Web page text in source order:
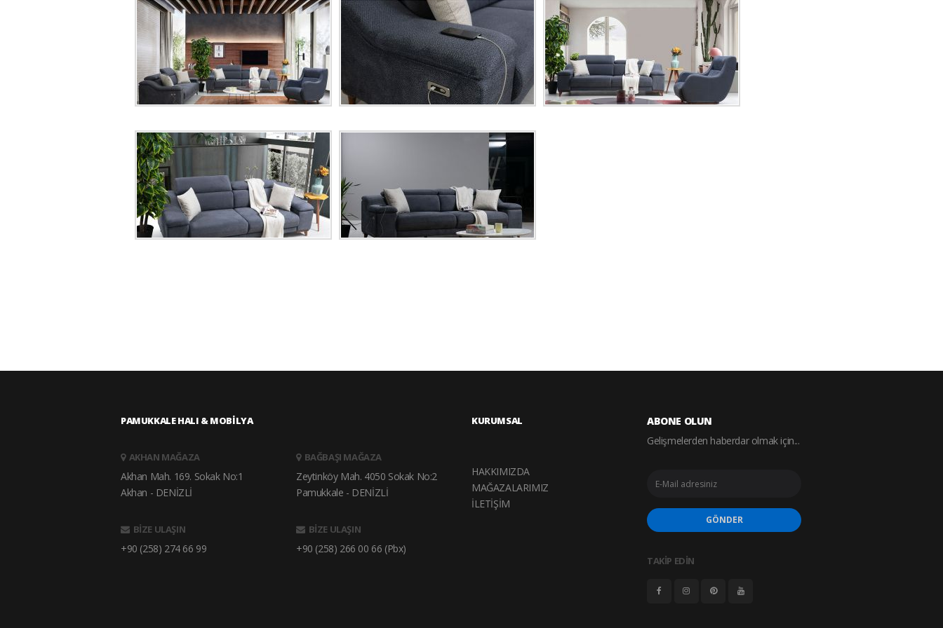
PAMUKKALE HALI & MOBİLYA
AKHAN MAĞAZA
Akhan Mah. 169. Sokak No:1
Akhan - DENİZLİ
BİZE ULAŞIN
+90 (258) 274 66 99
BAĞBAŞI MAĞAZA
Zeytinköy Mah. 4050 Sokak No:2
Pamukkale - DENİZLİ
BİZE ULAŞIN
+90 (258) 266 00 66 (Pbx)
KURUMSAL
HAKKIMIZDA
MAĞAZALARIMIZ
İLETİŞİM
ABONE OLUN
Gelişmelerden haberdar olmak için...
GÖNDER
TAKİP EDİN